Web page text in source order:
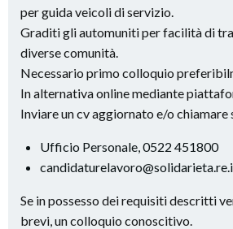
per guida veicoli di servizio.
Graditi gli automuniti per facilità di
diverse comunità.
Necessario primo colloquio
In alternativa online mediante
Inviare un cv aggiornato e/o chiamare
Ufficio Personale, 0522 451800
Se in possesso dei requisiti descritti
brevi, un colloquio conoscitivo.